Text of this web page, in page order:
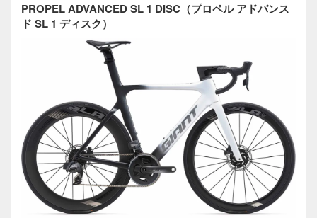
PROPEL ADVANCED SL 1 DISC（プロペル アドバンス
ド SL 1 ディスク）